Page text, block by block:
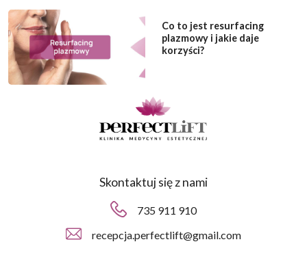
Co to jest resurfacing
plazmowy i jakie daje
korzyści?
Skontaktuj się z nami
735 911 910
recepcja.perfectlift@gmail.com